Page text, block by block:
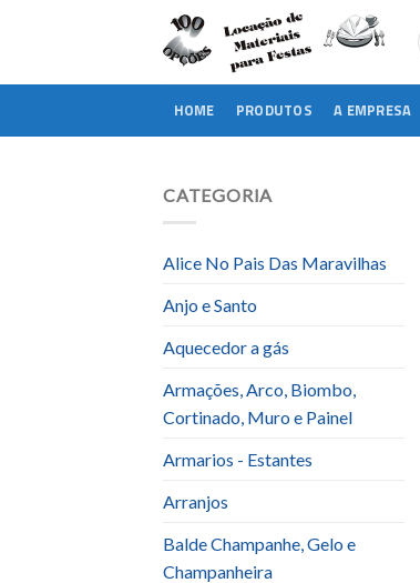
HOME PRODUTOS A EMPRESA
CATEGORIA
Alice No Pais Das Maravilhas
Anjo e Santo
Aquecedor a gás
Armações, Arco, Biombo,
Cortinado, Muro e Painel
Armarios - Estantes
Arranjos
Balde Champanhe, Gelo e
Champanheira